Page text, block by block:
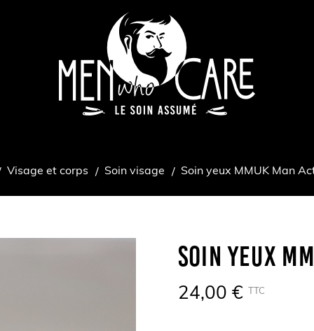
Visage et corps Soin visage Soin yeux MMUK Man
Soin Yeux
24,00 € TTC